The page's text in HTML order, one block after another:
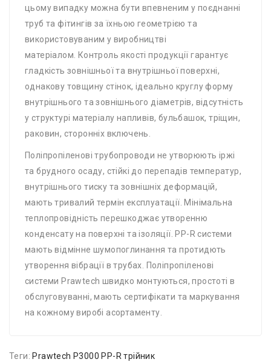
цьому випадку можна бути впевненим у поєднанні
труб та фітингів за їхньою геометрією та
використовуваним у виробництві
матеріалом. Контроль якості продукції гарантує
гладкість зовнішньої та внутрішньої поверхні,
однакову товщину стінок, ідеально круглу форму
внутрішнього та зовнішнього діаметрів, відсутність
у структурі матеріалу напливів, бульбашок, тріщин,
раковин, сторонніх включень.
Поліпропіленові трубопроводи не утворюють іржі
та брудного осаду, стійкі до перепадів температур,
внутрішнього тиску та зовнішніх деформацій,
мають тривалий термін експлуатації. Мінімальна
теплопровідність перешкоджає утворенню
конденсату на поверхні та ізоляції. PP-R системи
мають відмінне шумопоглинання та протидють
утворення вібрації в трубах. Поліпропіленові
системи Prawtech швидко монтуються, простоті в
обслуговуванні, мають сертифікати та маркування
на кожному виробі асортаменту.
Теги: Prawtech P3000 PP-R трійник